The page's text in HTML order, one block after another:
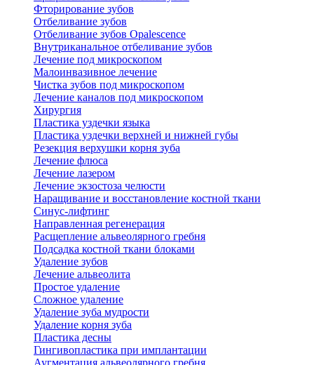
Фторирование зубов
Отбеливание зубов
Отбеливание зубов Opalescence
Внутриканальное отбеливание зубов
Лечение под микроскопом
Малоинвазивное лечение
Чистка зубов под микроскопом
Лечение каналов под микроскопом
Хирургия
Пластика уздечки языка
Пластика уздечки верхней и нижней губы
Резекция верхушки корня зуба
Лечение флюса
Лечение лазером
Лечение экзостоза челюсти
Наращивание и восстановление костной ткани
Синус-лифтинг
Направленная регенерация
Расщепление альвеолярного гребня
Подсадка костной ткани блоками
Удаление зубов
Лечение альвеолита
Простое удаление
Сложное удаление
Удаление зуба мудрости
Удаление корня зуба
Пластика десны
Гингивопластика при имплантации
Аугментация альвеолярного гребня